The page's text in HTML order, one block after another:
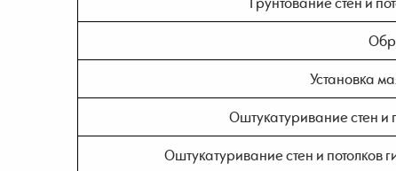
Установка
Оштукатуривание стен и
Оштукатуривание стен и потолков